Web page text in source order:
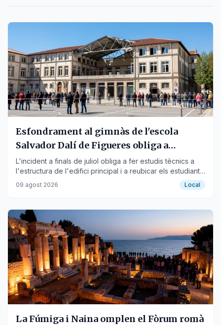
Esfondrament al gimnàs de l'escola
Salvador Dalí de Figueres obliga a
traslladar alumnes
L'incident a finals de juliol obliga a fer estudis tècnics a
l'estructura de l'edifici principal i a reubicar els estudiants
a altres centres de la ciutat per garantir la seguretat.
09 agost 2026 Local
La Fúmiga i Naina omplen el Fòrum romà